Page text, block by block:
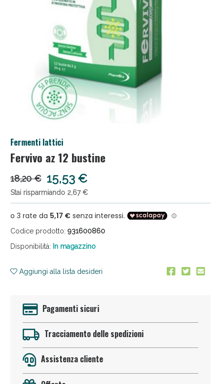
Fermenti lattici
Fervivo az 12 bustine
18,20 € 15,53 €
Stai risparmiando 2,67 €
Codice prodotto: 931600860
Disponibilità: In magazzino
Aggiungi alla lista desideri
Pagamenti sicuri
Tracciamento delle spedizioni
Assistenza cliente
Anticellulite e Fanghi: Sconto fino al 40% valido oggi!
Sconto fino al 55% disponibile oggi!
Vie Urinarie e Prostata: Sconti fino al 45% oggi!